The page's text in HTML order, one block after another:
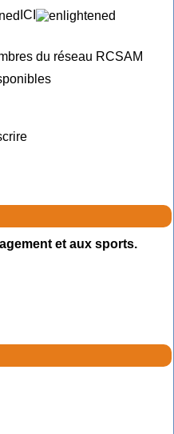
ICI
du réseau RCSAM
et aux sports.